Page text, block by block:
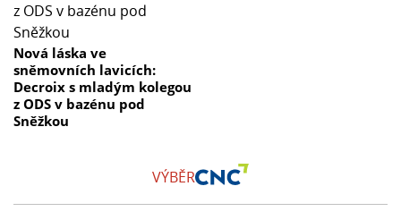
Nová láska ve
sněmovních lavicích:
Decroix s mladým kolegou
z ODS v bazénu pod
Sněžkou
VÝBĚR